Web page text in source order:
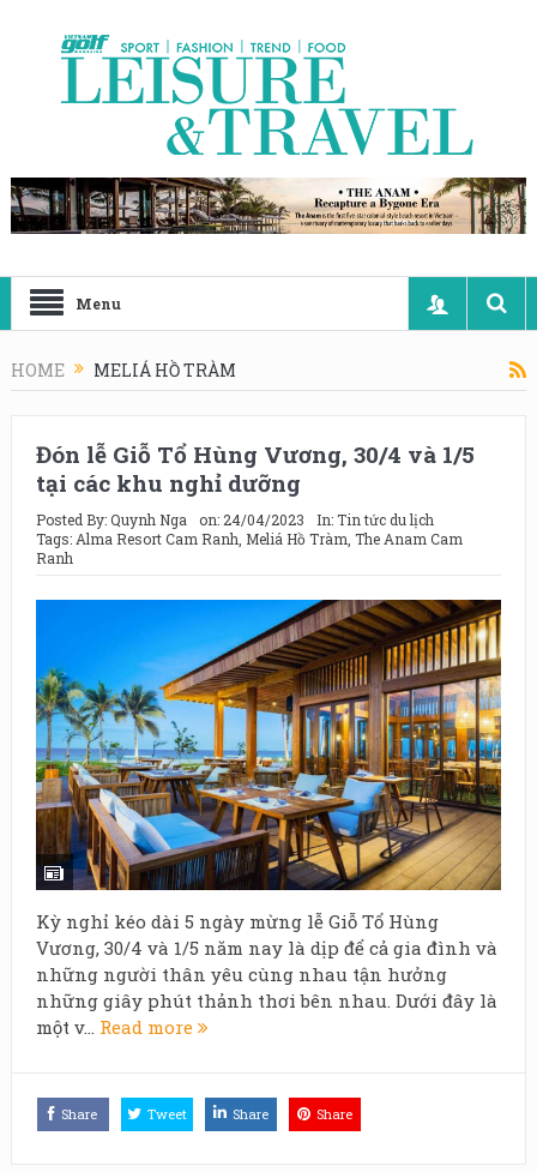
Menu
HOME MELIÁ HỒ TRÀM
Đón lễ Giỗ Tổ Hùng Vương, 30/4 và 1/5
tại các khu nghỉ dưỡng
Posted By:Quynh Nga on: 24/04/2023 In:Tin tức du lịch
Tags: Alma Resort Cam Ranh Meliá Hồ Tràm The Anam Cam
Ranh
Kỳ nghỉ kéo dài 5 ngày mừng lễ Giỗ Tổ Hùng
Vương, 30/4 và 1/5 năm nay là dịp để cả gia đình và
những người thân yêu cùng nhau tận hưởng
những giây phút thảnh thơi bên nhau. Dưới đây là
một v... Read more
Share Tweet Share Share